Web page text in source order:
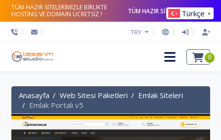
TÜM HAZIR SİTELERİMİZLE BİRLİKTE
HOSTİNG VE DOMAİN ÜCRETSİZ !
TÜM HAZIR SİTELERİ İNCELE
TRY
0
Anasayfa Web Sitesi Paketleri
Emlak Siteleri
Emlak Portalı v5
Türkçe ▼